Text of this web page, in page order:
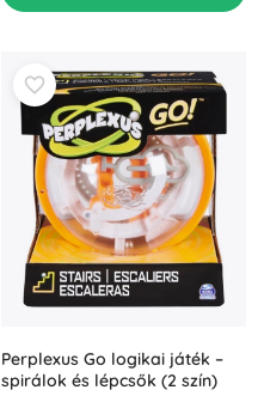
Perplexus Go logikai játék –
spirálok és lépcsők (2 szín)